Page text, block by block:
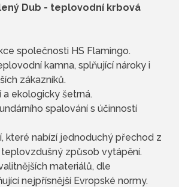
Dub - teplovodní krbová
společnosti HS Flamingo.
kamna, splňující nároky i
zákazníků.
ekologicky šetrná.
spalování s účinností
které nabízí jednoduchý přechod z
způsob vytápění.
materiálů, dle
nejpřísnější Evropské normy.